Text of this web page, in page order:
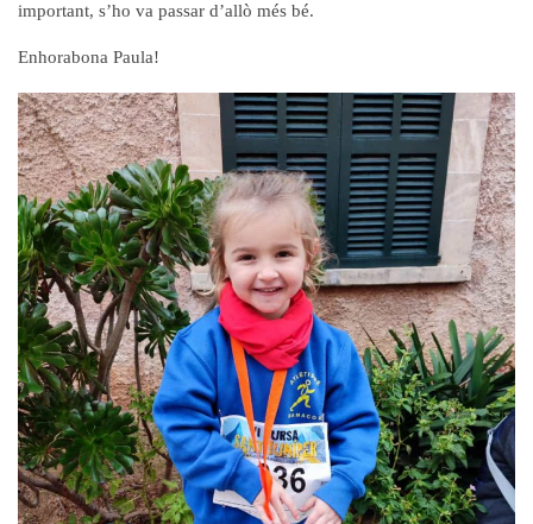
important, s’ho va passar d’allò més bé.
Enhorabona Paula!